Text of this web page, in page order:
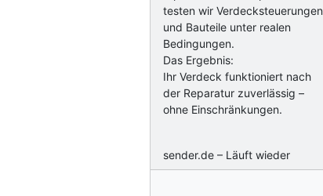
testen wir Verdecksteuerungen
und Bauteile unter realen
Bedingungen.
Das Ergebnis:
Ihr Verdeck funktioniert nach
der Reparatur zuverlässig –
ohne Einschränkungen.
sender.de – Läuft wieder